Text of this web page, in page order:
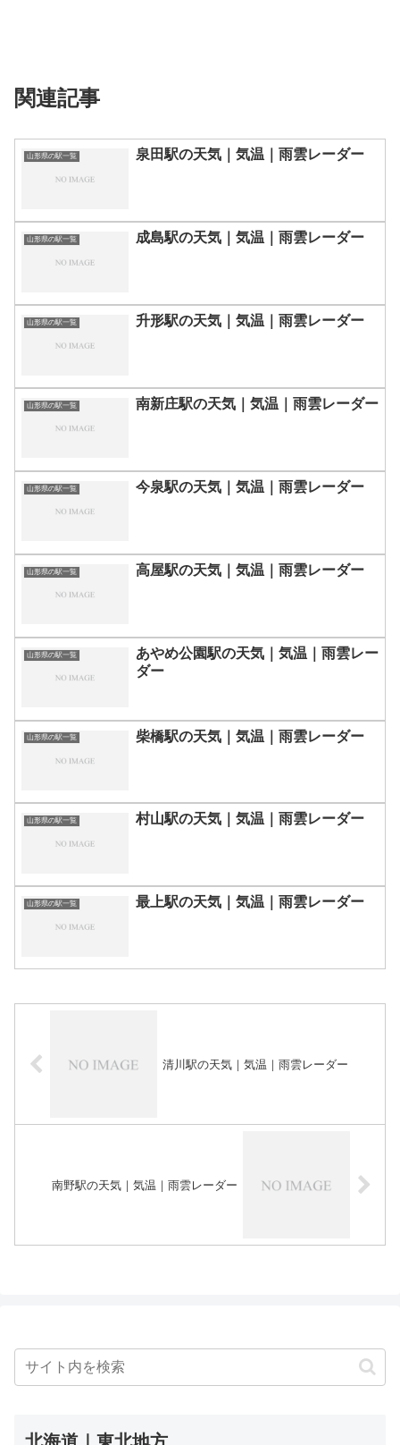
関連記事
山形県の駅一覧 泉田駅の天気｜気温｜雨雲レーダー
山形県の駅一覧 成島駅の天気｜気温｜雨雲レーダー
山形県の駅一覧 升形駅の天気｜気温｜雨雲レーダー
山形県の駅一覧 南新庄駅の天気｜気温｜雨雲レーダー
山形県の駅一覧 今泉駅の天気｜気温｜雨雲レーダー
山形県の駅一覧 高屋駅の天気｜気温｜雨雲レーダー
山形県の駅一覧
あやめ公園駅の天気｜気温｜雨雲レー
ダー
山形県の駅一覧 柴橋駅の天気｜気温｜雨雲レーダー
山形県の駅一覧 村山駅の天気｜気温｜雨雲レーダー
山形県の駅一覧 最上駅の天気｜気温｜雨雲レーダー
清川駅の天気｜気温｜雨雲レーダー
南野駅の天気｜気温｜雨雲レーダー